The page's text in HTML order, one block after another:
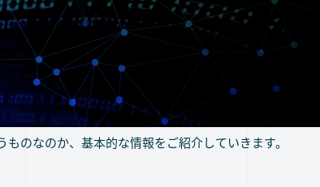
ものなのか、基本的な情報をご紹介していきます。